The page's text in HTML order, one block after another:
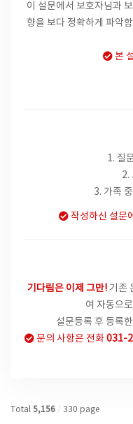
이 설문에서 보호자님과
향을 보다 정확하게 파악
본
1. 질
2.
3. 가족
작성하신 설문
기다림은 이제 그만!기존
여 자동으
설문등록 후 등록
문의 사항은 전화031-
Total 5,156 / 330 page